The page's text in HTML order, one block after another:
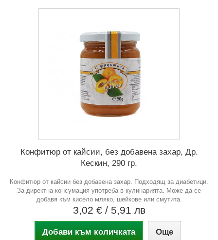
Конфитюр от кайсии, без добавена захар, Др.
Кескин, 290 гр.
Конфитюр от кайсии без добавена захар. Подходящ за диабетици.
За директна консумация употреба в кулинарията. Може да се
добавя към кисело мляко, шейкове или смутита.
3,02 € / 5,91 лв
Добави към количката Още